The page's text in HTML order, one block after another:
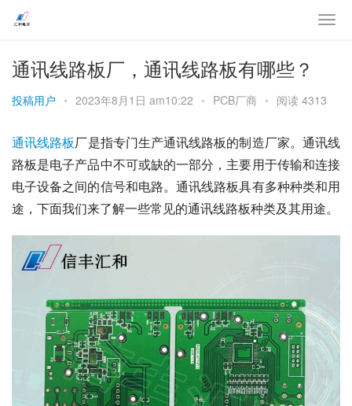
通讯线路板厂，通讯线路板有哪些？
投稿用户 • 2023年8月1日 am10:22 • PCB厂商 • 阅读 4313
通讯线路板厂是指专门生产通讯线路板的制造厂家。通讯线
路板是电子产品中不可或缺的一部分，主要用于传输和连接
电子设备之间的信号和电路。通讯线路板具有多种种类和用
途，下面我们来了解一些常见的通讯线路板种类及其用途。